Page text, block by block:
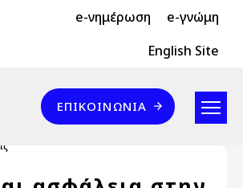
e-νημέρωση e-γνώμη
English Site
Επικοινωνία
ΕΠΙΚΟΙΝΩΝΊΑ